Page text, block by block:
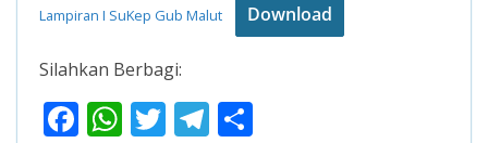
Lampiran I SuKep Gub Malut Download
Silahkan Berbagi:
F W T T